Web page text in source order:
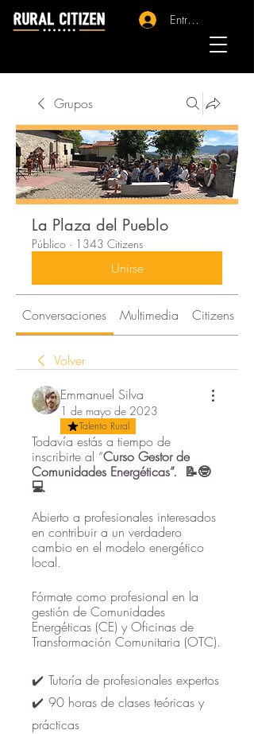
Entrar - Registro
Grupos
La Plaza del Pueblo
Público · 1343 Citizens
Unirse
Conversaciones Multimedia Citizens
Volver
Emmanuel Silva
1 de mayo de 2023
Talento Rural
Todavía estás a tiempo de
inscribirte al “Curso Gestor de
Comunidades Energéticas”.  📝🤓
💻
Abierto a profesionales interesados
en contribuir a un verdadero
cambio en el modelo energético
local.
Fórmate como profesional en la
gestión de Comunidades
Energéticas (CE) y Oficinas de
✔️  Tutoría de profesionales expertos
✔️  90 horas de clases teóricas y
prácticas